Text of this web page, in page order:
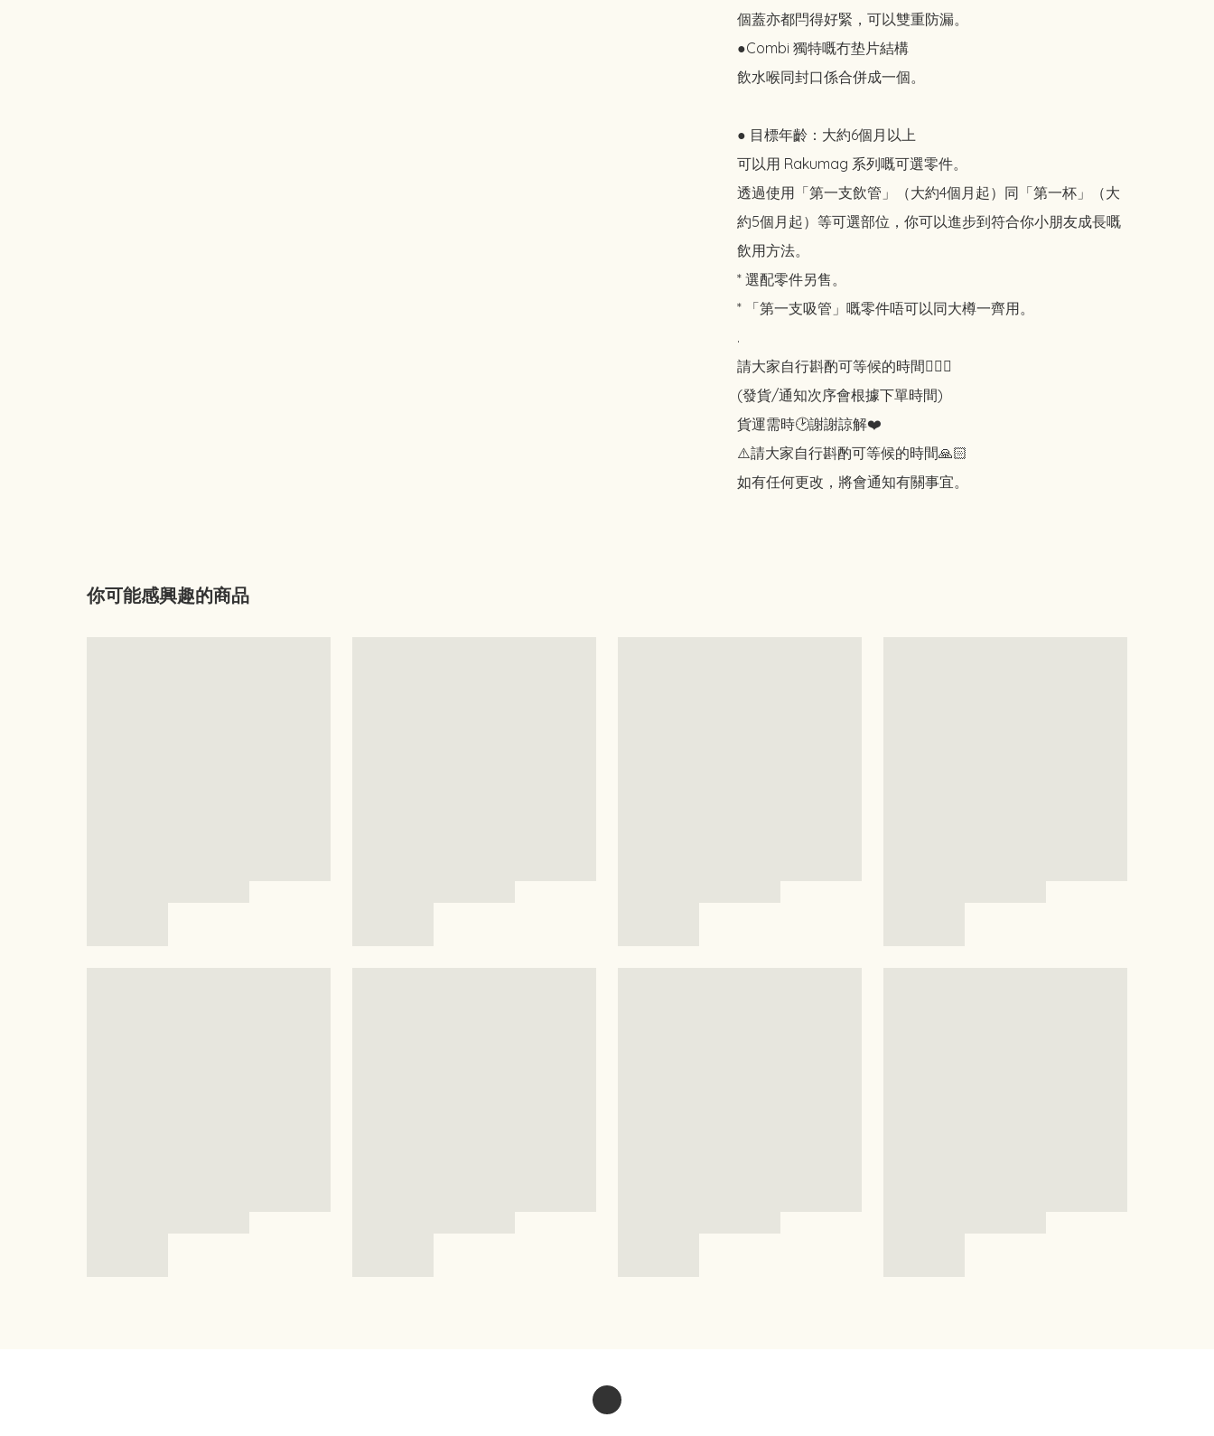
個蓋亦都閂得好緊，可以雙重防漏。
●Combi 獨特嘅冇垫片結構
飲水喉同封口係合併成一個。
● 目標年齡：大約6個月以上
可以用 Rakumag 系列嘅可選零件。
透過使用「第一支飲管」（大約4個月起）同「第一杯」（大
約5個月起）等可選部位，你可以進步到符合你小朋友成長嘅
飲用方法。
* 選配零件另售。
* 「第一支吸管」嘅零件唔可以同大樽一齊用。
.
請大家自行斟酌可等候的時間🙇🏻‍♀️
(發貨/通知次序會根據下單時間)
貨運需時🕑謝謝諒解❤️
⚠️請大家自行斟酌可等候的時間🙏🏻
如有任何更改，將會通知有關事宜。
你可能感興趣的商品